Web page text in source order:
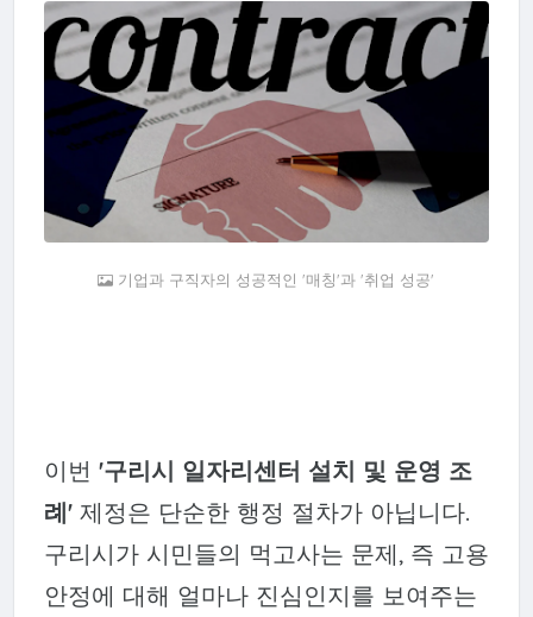
기업과 구직자의 성공적인 '매칭'과 '취업 성공'
이번 '구리시 일자리센터 설치 및 운영 조
례'제정은 단순한 행정 절차가 아닙니다.
구리시가 시민들의 먹고사는 문제, 즉 고용
안정에 대해 얼마나 진심인지를 보여주는